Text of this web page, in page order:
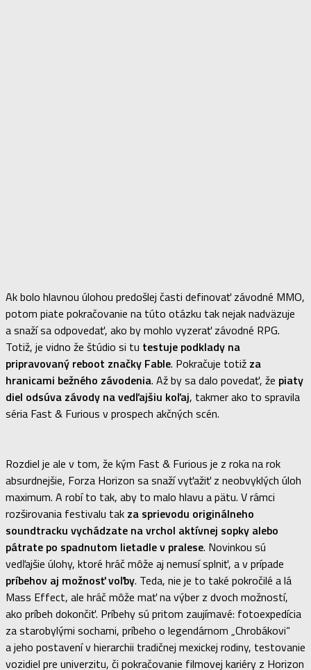
Ak bolo hlavnou úlohou predošlej časti definovať závodné MMO,
potom piate pokračovanie na túto otázku tak nejak nadväzuje
a snaží sa odpovedať, ako by mohlo vyzerať závodné RPG.
Totiž, je vidno že štúdio si tu testuje podklady na
pripravovaný reboot značky Fable. Pokračuje totiž za
hranicami bežného závodenia. Až by sa dalo povedať, že piaty
diel odsúva závody na vedľajšiu koľaj, takmer ako to spravila
séria Fast & Furious v prospech akčných scén.
Rozdiel je ale v tom, že kým Fast & Furious je z roka na rok
absurdnejšie, Forza Horizon sa snaží vyťažiť z neobvyklých úloh
maximum. A robí to tak, aby to malo hlavu a pätu. V rámci
rozširovania festivalu tak za sprievodu originálneho
soundtracku vychádzate na vrchol aktívnej sopky alebo
pátrate po spadnutom lietadle v pralese. Novinkou sú
vedľajšie úlohy, ktoré hráč môže aj nemusí splniť, a v prípade
príbehov aj možnosť voľby. Teda, nie je to také pokročilé a lá
Mass Effect, ale hráč môže mať na výber z dvoch možností,
ako príbeh dokončiť. Príbehy sú pritom zaujímavé: fotoexpedícia
za starobylými sochami, príbeho o legendárnom „Chrobákovi“
a jeho postavení v hierarchii tradičnej mexickej rodiny, testovanie
vozidiel pre univerzitu, či pokračovanie filmovej kariéry z Horizon